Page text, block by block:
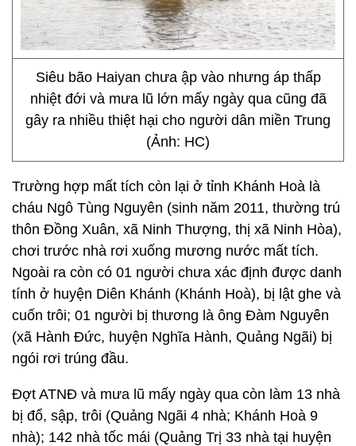
Siêu bão Haiyan chưa ập vào nhưng áp thấp
nhiệt đới và mưa lũ lớn mấy ngày qua cũng đã
gây ra nhiều thiệt hại cho người dân miền Trung
(Ảnh: HC)
Trường hợp mất tích còn lại ở tỉnh Khánh Hoà là
cháu Ngô Tùng Nguyên (sinh năm 2011, thường trú
thôn Đồng Xuân, xã Ninh Thượng, thị xã Ninh Hòa),
chơi trước nhà rơi xuống mương nước mất tích.
Ngoài ra còn có 01 người chưa xác định được danh
tính ở huyện Diên Khánh (Khánh Hoà), bị lật ghe và
cuốn trôi; 01 người bị thương là ông Đàm Nguyên
(xã Hành Đức, huyện Nghĩa Hành, Quảng Ngãi) bị
ngói rơi trúng đầu.
Đợt ATNĐ và mưa lũ mấy ngày qua còn làm 13 nhà
bị đổ, sập, trôi (Quảng Ngãi 4 nhà; Khánh Hoà 9
nhà); 142 nhà tốc mái (Quảng Trị 33 nhà tại huyện